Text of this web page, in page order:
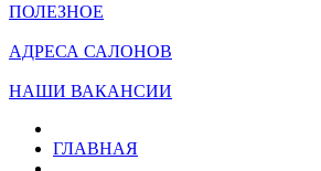
ПОЛЕЗНОЕ
АДРЕСА САЛОНОВ
НАШИ ВАКАНСИИ
ГЛАВНАЯ